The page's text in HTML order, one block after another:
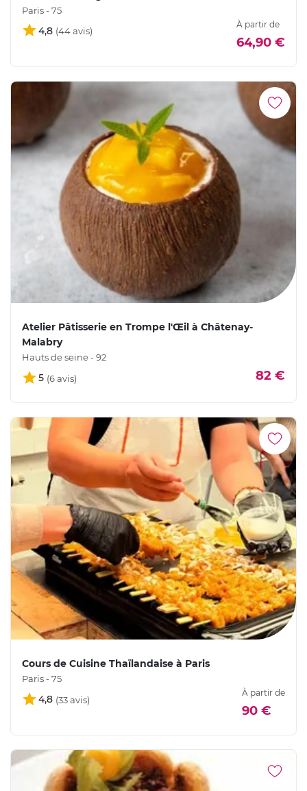
Paris - 75
4,8
À partir de
64,90 €
Atelier Pâtisserie en Trompe l'Œil à Châtenay-
Malabry
Hauts de seine - 92
5 82 €
Cours de Cuisine Thaïlandaise à Paris
Paris - 75
4,8
À partir de
90 €